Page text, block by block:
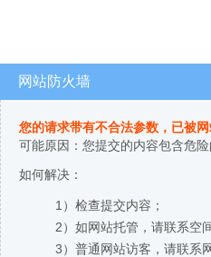
网站防火墙
您的请求带有不合法参数，已被
可能原因：您提交的内容包含危
如何解决：
1）检查提交内容；
2）如网站托管，请联系空
3）普通网站访客，请联系